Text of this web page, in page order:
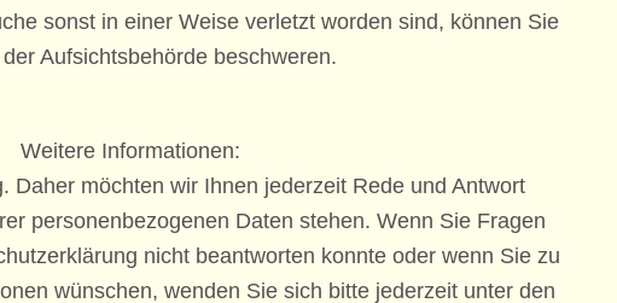
sonst in einer Weise verletzt worden sind, können Sie
Aufsichtsbehörde beschweren.
Weitere Informationen:
Daher möchten wir Ihnen jederzeit Rede und Antwort
personenbezogenen Daten stehen. Wenn Sie Fragen
nicht beantworten konnte oder wenn Sie zu
wünschen, wenden Sie sich bitte jederzeit unter den